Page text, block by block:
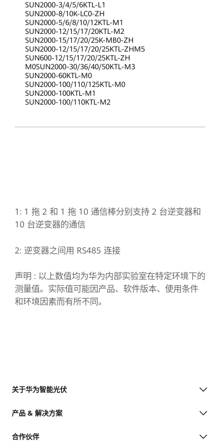
SUN2000-3/4/5/6KTL-L1
SUN2000-8/10K-LC0-ZH
SUN2000-5/6/8/10/12KTL-M1
SUN2000-12/15/17/20KTL-M2
SUN2000-15/17/20/25K-MB0-ZH
SUN2000-12/15/17/20/25KTL-ZHM5
SUN600-12/15/17/20/25KTL-ZH
M0SUN2000-30/36/40/50KTL-M3
SUN2000-60KTL-M0
SUN2000-100/110/125KTL-M0
SUN2000-100KTL-M1
SUN2000-100/110KTL-M2
1: 1 拖 2 和 1 拖 10 通信棒分别支持 2 台逆变器和
10 台逆变器的通信
2: 逆变器之间用 RS485 连接
声明 : 以上数值均为华为内部实验室在特定环境下的
测量值。实际值可能因产品、软件版本、使用条件
和环境因素而有所不同。
关于华为智能光伏
产品 & 解决方案
合作伙伴